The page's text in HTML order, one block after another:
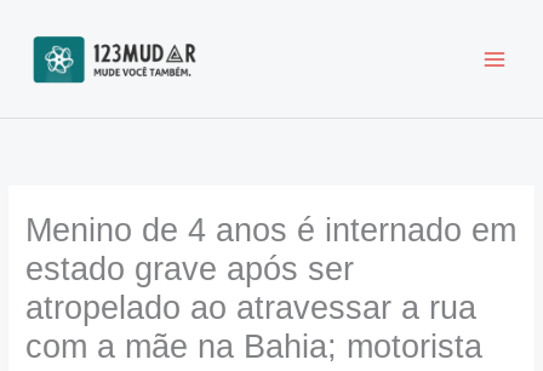
para
conteúdo
Menino de 4 anos é internado em
estado grave após ser
atropelado ao atravessar a rua
com a mãe na Bahia; motorista